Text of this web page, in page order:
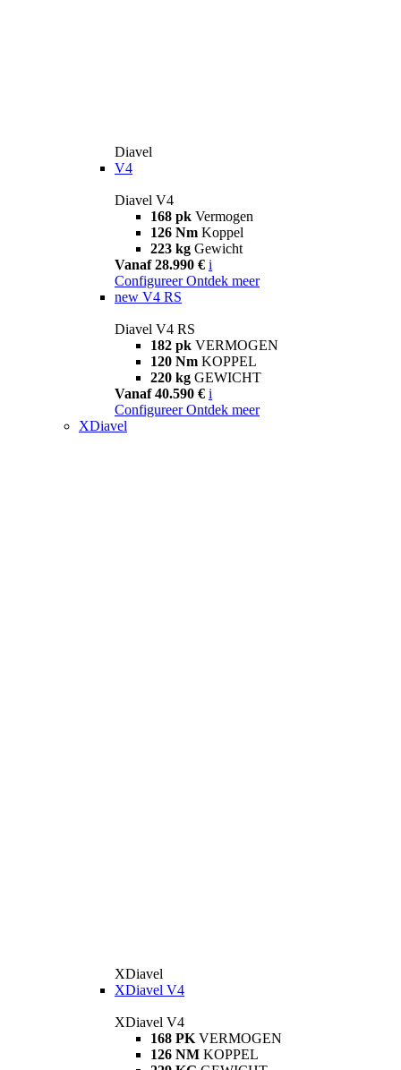
Diavel
V4
Diavel V4
168 pk Vermogen
126 Nm Koppel
223 kg Gewicht
Vanaf 28.990 € i
Configureer Ontdek meer
new V4 RS
Diavel V4 RS
182 pk VERMOGEN
120 Nm KOPPEL
220 kg GEWICHT
Vanaf 40.590 € i
Configureer Ontdek meer
XDiavel
XDiavel
XDiavel V4
XDiavel V4
168 PK VERMOGEN
126 NM KOPPEL